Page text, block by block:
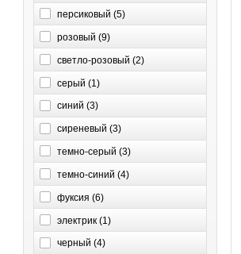
персиковый (5)
розовый (9)
светло-розовый (2)
серый (1)
синий (3)
сиреневый (3)
темно-серый (3)
темно-синий (4)
фуксия (6)
электрик (1)
черный (4)